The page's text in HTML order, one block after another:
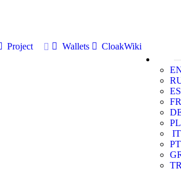
Project Wallets
CloakWiki
ES
FR
PL
IT
PT